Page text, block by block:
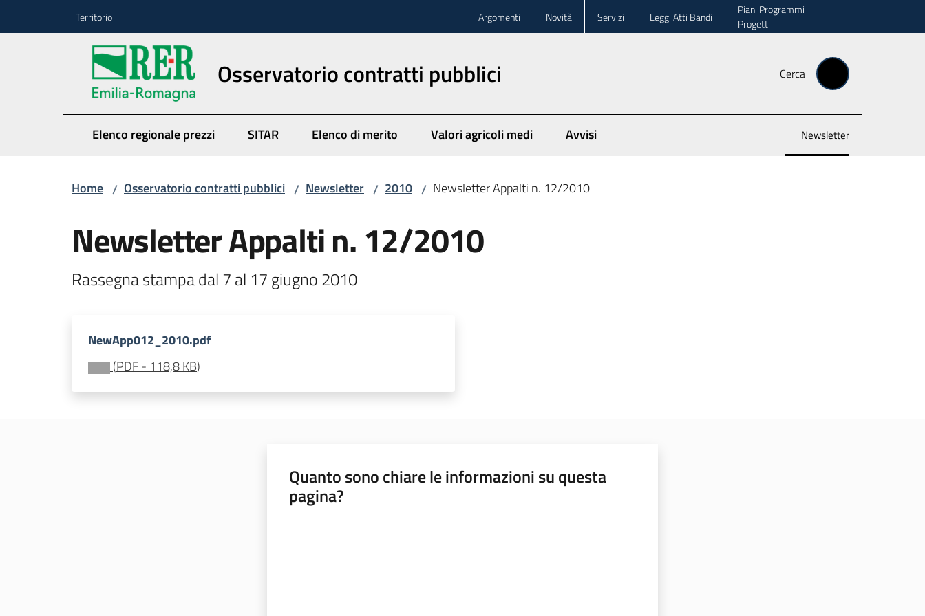
Territorio Argomenti Novità Servizi Leggi Atti Bandi
Piani Programmi
Progetti
Osservatorio contratti pubblici Cerca
Elenco regionale prezzi SITAR Elenco di merito Valori agricoli medi Avvisi Newsletter
Menu selezionato
Home / Osservatorio contratti pubblici / Newsletter / 2010 / Newsletter Appalti n. 12/2010
Newsletter Appalti n. 12/2010
Rassegna stampa dal 7 al 17 giugno 2010
NewApp012_2010.pdf
(PDF- 118,8 KB)
Quanto sono chiare le informazioni su questa
pagina?